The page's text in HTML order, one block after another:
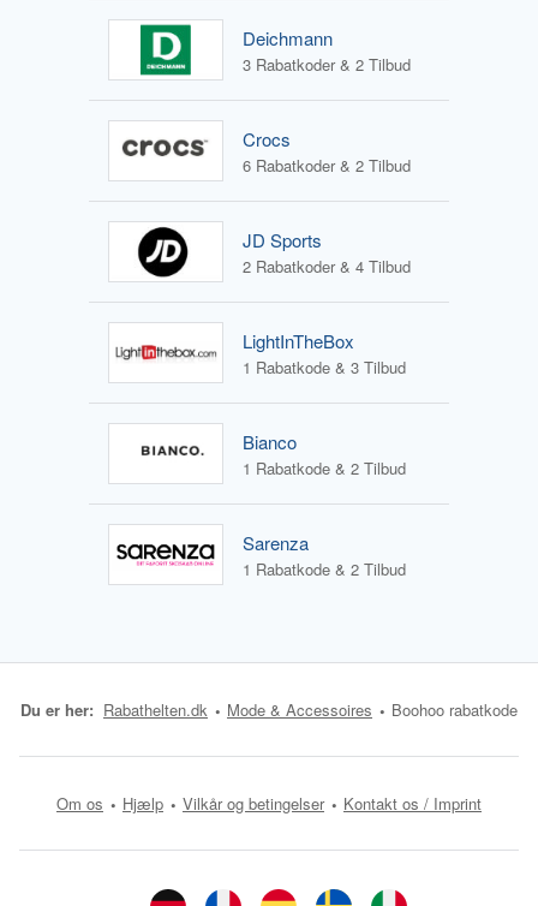
Deichmann
3 Rabatkoder & 2 Tilbud
Crocs
6 Rabatkoder & 2 Tilbud
JD Sports
2 Rabatkoder & 4 Tilbud
LightInTheBox
1 Rabatkode & 3 Tilbud
Bianco
1 Rabatkode & 2 Tilbud
Sarenza
1 Rabatkode & 2 Tilbud
Du er her: Rabathelten.dk Mode & Accessoires Boohoo rabatkode
Om os Hjælp Vilkår og betingelser Kontakt os / Imprint